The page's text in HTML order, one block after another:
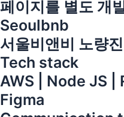
페이지를 별도 개
Seoulbnb
서울비앤비 노량진
Tech stack
AWS | Node JS |
Figma